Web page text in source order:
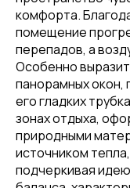
комфорта.
помещение
перепадов, а
Особенно
панорамных окон,
его гладких
зонах отдыха,
природными
источником
подчеркивая